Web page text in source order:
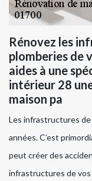
Rénovez les
plomberies de
aides à une
intérieur 28
maison pa
Les infrastructures
années. C’est
peut créer des
infrastructures de vos